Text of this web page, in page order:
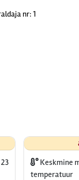
nr: 1
23
Keskmine
temperatuur